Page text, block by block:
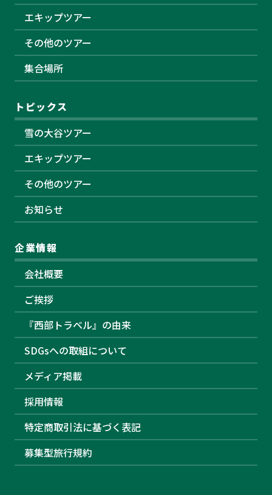
エキップツアー
その他のツアー
集合場所
トピックス
雪の大谷ツアー
エキップツアー
その他のツアー
お知らせ
企業情報
会社概要
ご挨拶
『西部トラベル』の由来
SDGsへの取組について
メディア掲載
採用情報
特定商取引法に基づく表記
募集型旅行規約